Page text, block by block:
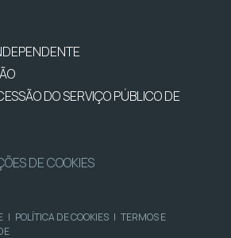
DO SERVIÇO PÚBLICO DE
DE COOKIES
| POLÍTICA DE COOKIES | TERMOS E